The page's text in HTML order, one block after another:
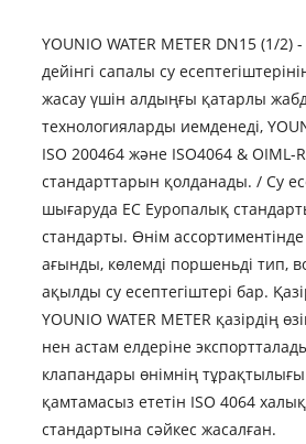
YOUNIO WATER METER DN15 (1/2)
дейінгі сапалы су
жасау үшін алдыңғы қатарлы
технологияларды иемденеді,
ISO 200464 және ISO4064 &
стандарттарын қолданады. / Су
шығаруда EC Еуропалық
стандарты. Өнім
ағынды, көлемді поршеньді тип,
ақылды су есептегіштері бар.
YOUNIO WATER METER қазірдің
нен астам елдеріне
клапандары өнімнің
қамтамасыз ететін ISO 4064
стандартына сәйкес жасалған.